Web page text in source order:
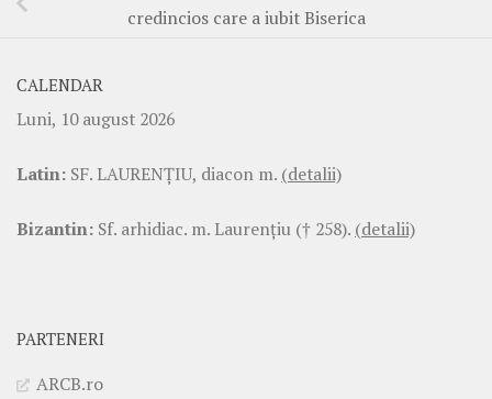
credincios care a iubit Biserica
CALENDAR
Luni, 10 august 2026
Latin: SF. LAURENŢIU, diacon m. (detalii)
Bizantin: Sf. arhidiac. m. Laurenţiu († 258). (detalii)
PARTENERI
ARCB.ro